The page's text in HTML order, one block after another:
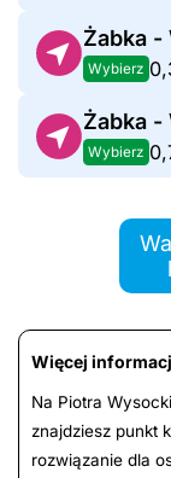
Żabka -
Wybierz
Żabka -
Wybierz
Więcej
Na Piotra
znajdziesz punkt
rozwiązanie dla